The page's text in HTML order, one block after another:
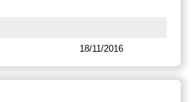
18/11/2016